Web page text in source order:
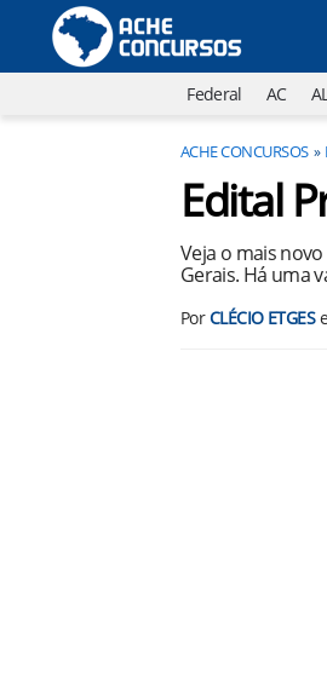
Federal AC
ACHE CONCURSOS
Edital
Veja o mais
Gerais. Há uma
PorCLÉCIO ETGES